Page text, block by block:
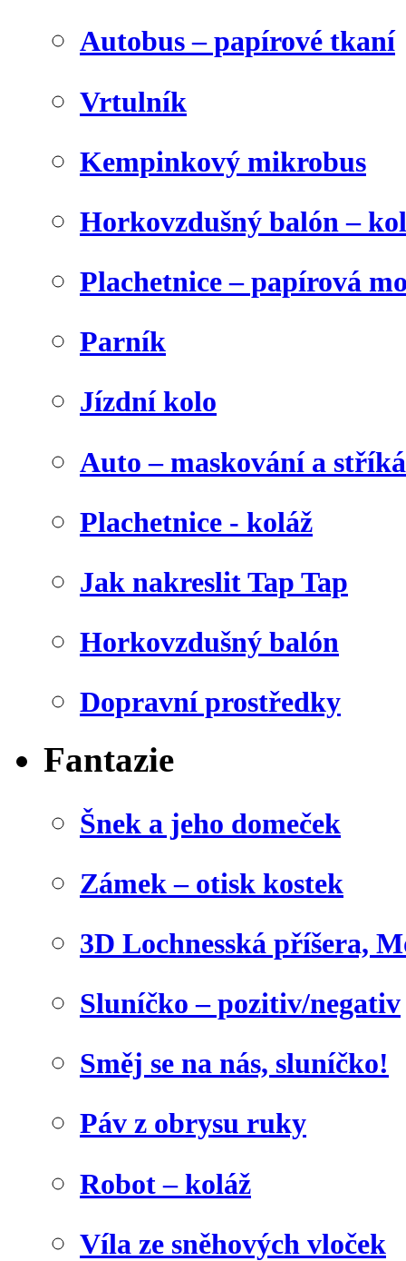
Autobus – papírové tkaní
Vrtulník
Kempinkový mikrobus
Horkovzdušný balón –
Plachetnice – papírová
Parník
Jízdní kolo
Auto – maskování a
Plachetnice - koláž
Jak nakreslit Tap Tap
Horkovzdušný balón
Dopravní prostředky
Fantazie
Šnek a jeho domeček
Zámek – otisk kostek
3D Lochnesská příšera,
Sluníčko – pozitiv/negativ
Směj se na nás, sluníčko!
Páv z obrysu ruky
Robot – koláž
Víla ze sněhových vloček